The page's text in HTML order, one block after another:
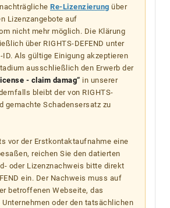
Re-Lizenzierung über
Lizenzangebote auf
nicht mehr möglich. Die Klärung
über RIGHTS-DEFEND unter
ID. Als gültige Einigung akzeptieren
ausschließlich den Erwerb der
- claim damag“ in unserer
bleibt der von RIGHTS-
gemachte Schadensersatz zu
vor der Erstkontaktaufnahme eine
reichen Sie den datierten
oder Lizenznachweis bitte direkt
ein. Der Nachweis muss auf
betroffenen Webseite, das
oder den tatsächlichen